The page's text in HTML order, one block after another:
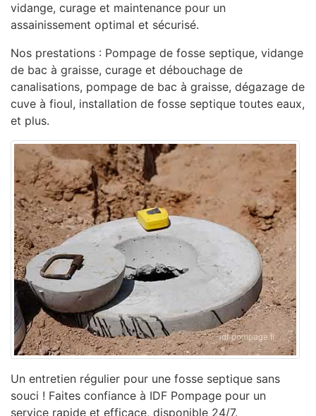
vidange, curage et maintenance pour un
assainissement optimal et sécurisé.
Nos prestations : Pompage de fosse septique, vidange
de bac à graisse, curage et débouchage de
canalisations, pompage de bac à graisse, dégazage de
cuve à fioul, installation de fosse septique toutes eaux,
et plus.
Un entretien régulier pour une fosse septique sans
souci ! Faites confiance à IDF Pompage pour un
service rapide et efficace, disponible 24/7.